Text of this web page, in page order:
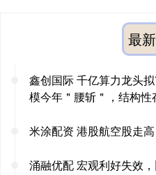
最
鑫创国际 千亿算力龙头
模今年＂腰斩＂，结构性
米涂配资 港股航空股走
涌融优配 宏观利好失效